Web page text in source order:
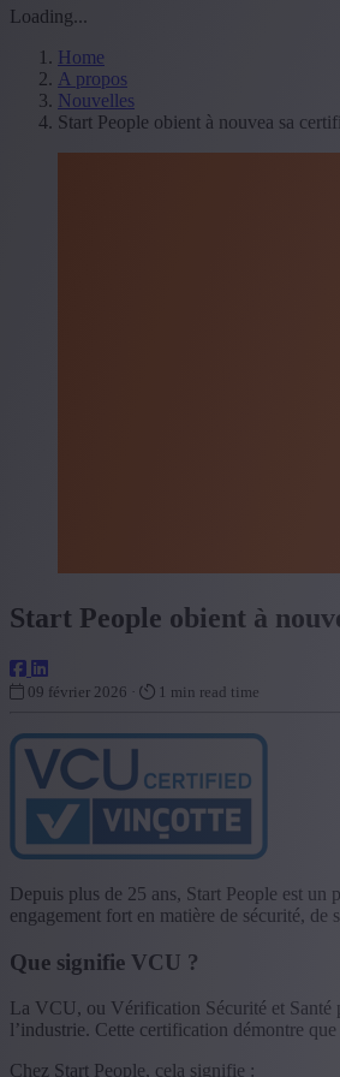
Loading...
Home
A propos
Nouvelles
Start People obient à nouvea sa
Start People obient à
09 février 2026 · 1 min read time
Depuis plus de 25 ans, Start People est un
engagement fort en matière de sécurité, de
Que signifie VCU ?
La VCU, ou Vérification Sécurité et Santé
l’industrie. Cette certification démontre
Chez Start People, cela signifie :